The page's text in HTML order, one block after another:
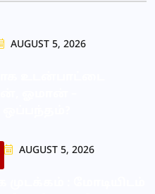
AUGUST 5, 2026
AUGUST 5, 2026